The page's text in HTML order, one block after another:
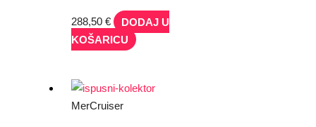
288,50€
DODAJ U
KOŠARICU
MerCruiser